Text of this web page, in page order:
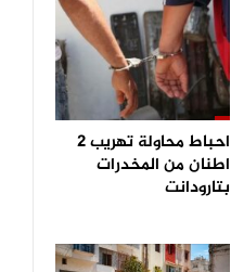
احباط محاولة تهريب 2
اطنان من المخدرات
بتارودانت